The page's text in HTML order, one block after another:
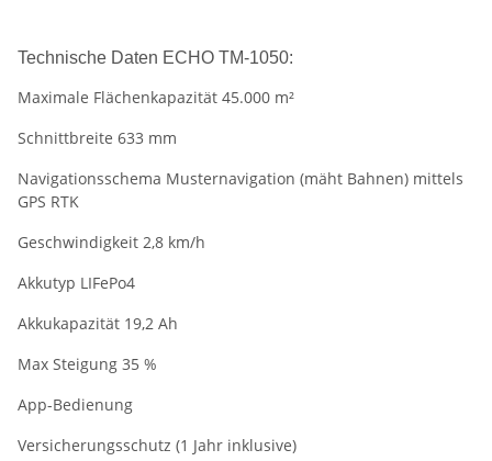
Technische Daten ECHO TM-1050:
Maximale Flächenkapazität 45.000 m²
Schnittbreite 633 mm
Navigationsschema Musternavigation (mäht Bahnen) mittels
GPS RTK
Geschwindigkeit 2,8 km/h
Akkutyp LIFePo4
Akkukapazität 19,2 Ah
Max Steigung 35 %
App-Bedienung
Versicherungsschutz (1 Jahr inklusive)